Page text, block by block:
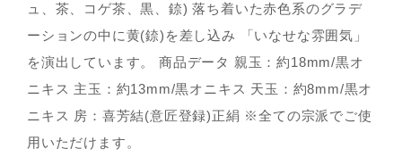
ュ、茶、コゲ茶、黒、錼) 落ち着いた赤色系のグラデ
ーションの中に黄(錼)を差し込み 「いなせな雰囲気」
を演出しています。 商品データ 親玉：約18mm/黒オ
ニキス 主玉：約13mm/黒オニキス 天玉：約8mm/黒オ
ニキス 房：喜芳結(意匠登録)正絹 ※全ての宗派でご使
用いただけます。